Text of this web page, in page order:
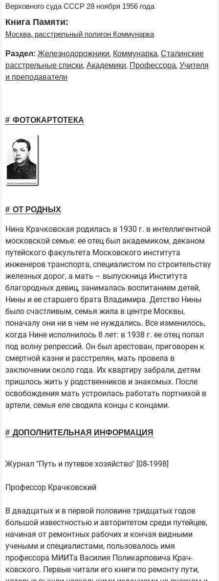
Верховного суда СССР 28 ноября 1956 года
Книга Памяти:
Москва, расстрельный полигон Коммунарка
Раздел: Железнодорожники, Коммунарка, Сталинские
расстрельные списки, Академики, Профессора, Учителя
и преподаватели
ФОТОКАРТОТЕКА
ОТ РОДНЫХ
Нина Крачковская родилась в 1930 г. в интеллигентной
московской семье: ее отец был академиком, деканом
путейского факультета Московского института
инженеров транспорта, специалистом по строительству
железных дорог, а мать – выпускница Института
благородных девиц, занималась воспитанием детей,
Нины и ее старшего брата Владимира. Детство Нины
было счастливым, семья жила в центре Москвы,
поначалу они ни в чем не нуждались. Все изменилось,
когда Нине исполнилось 8 лет: в 1938 г. ее отец попал
под волну репрессий. Он был арестован, приговорен к
смертной казни и расстрелян, мать провела в
заключении около года. Их квартиру забрали, детям
пришлось жить у родственников и знакомых. После
освобождения мать устроилась работать портнихой в
артели, семья еле сводила концы с концами.
ДОПОЛНИТЕЛЬНАЯ ИНФОРМАЦИЯ
Журнал "Путь и путевое хозяйство" [08-1998]
Профессор Крачковский
В двадцатых и в первой половине тридцатых годов
большой известностью и авторитетом среди путейцев,
начиная от ремонтных рабочих и кончая видными
учеными и специалистами, пользовалось имя
профессора МИИТа Василия Поликарповича Крач-
ковского. Первые читали его книги по ремонту пути,